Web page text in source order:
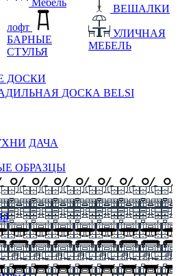
Мебель
лофт
БАРНЫЕ
СТУЛЬЯ
ВЕШАЛКИ
УЛИЧНАЯ
МЕБЕЛЬ
ДОСКИ
ДОСКА BELSI
ДАЧА
ОБРАЗЦЫ